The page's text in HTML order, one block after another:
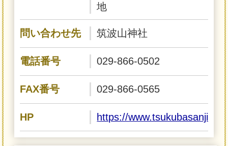
地
問い合わせ先 筑波山神社
電話番号 029-866-0502
FAX番号 029-866-0565
HP https://